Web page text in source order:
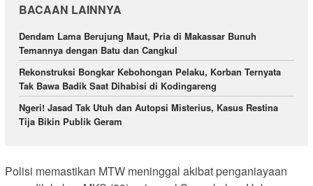
BACAAN LAINNYA
Dendam Lama Berujung Maut, Pria di Makassar Bunuh
Temannya dengan Batu dan Cangkul
Rekonstruksi Bongkar Kebohongan Pelaku, Korban Ternyata
Tak Bawa Badik Saat Dihabisi di Kodingareng
Ngeri! Jasad Tak Utuh dan Autopsi Misterius, Kasus Restina
Tija Bikin Publik Geram
Polisi memastikan MTW meninggal akibat penganiayaan